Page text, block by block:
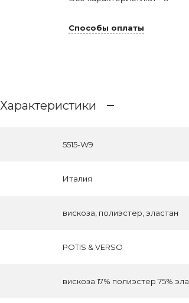
Способы оплаты
Характеристики
5515-W9
Италия
вискоза, полиэстер, эластан
POTIS & VERSO
вискоза 17% полиэстер 75%